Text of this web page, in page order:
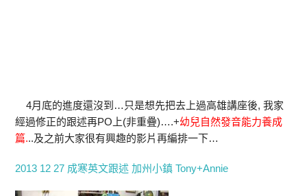
4月底的進度還沒到…只是想先把去上過高雄講座後, 我家
經過修正的跟述再PO上(非重疊)….+幼兒自然發音能力養成
篇...及之前大家很有興趣的影片再編排一下…
2013 12 27 成寒英文跟述 加州小鎮 Tony+Annie